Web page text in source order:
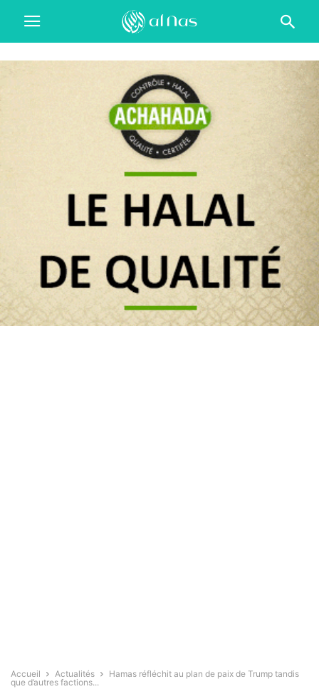
Accueil Actualités
Hamas réfléchit au plan de paix de Trump tandis
que d’autres factions...